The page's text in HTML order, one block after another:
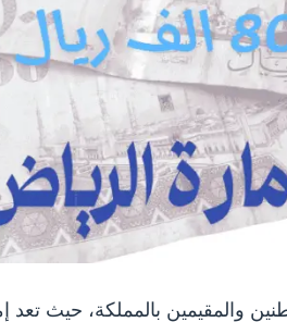
والمقيمين بالمملكة، حيث تعد